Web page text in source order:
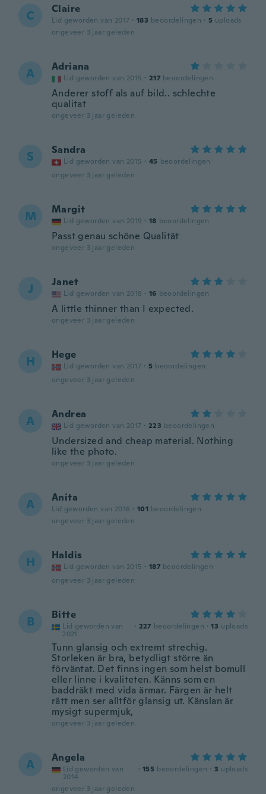
C Claire
Lid geworden van 2017 · 183 beoordelingen · 5 uploads
ongeveer 3 jaar geleden
A Adriana
Lid geworden van 2015 · 217 beoordelingen
Anderer stoff als auf bild.. schlechte
qualitat
ongeveer 3 jaar geleden
S Sandra
Lid geworden van 2015 · 45 beoordelingen
ongeveer 3 jaar geleden
M Margit
Lid geworden van 2019 · 18 beoordelingen
Passt genau schöne Qualität
ongeveer 3 jaar geleden
J Janet
Lid geworden van 2018 · 16 beoordelingen
A little thinner than I expected.
ongeveer 3 jaar geleden
H Hege
Lid geworden van 2017 · 5 beoordelingen
ongeveer 3 jaar geleden
A Andrea
Lid geworden van 2017 · 223 beoordelingen
Undersized and cheap material. Nothing
like the photo.
ongeveer 3 jaar geleden
A Anita
Lid geworden van 2016 · 101 beoordelingen
ongeveer 3 jaar geleden
H Haldis
Lid geworden van 2015 · 187 beoordelingen
ongeveer 3 jaar geleden
B Bitte
Lid geworden van
2021
· 227 beoordelingen · 13 uploads
Tunn glansig och extremt strechig.
Storleken är bra, betydligt större än
förväntat. Det finns ingen som helst bomull
eller linne i kvaliteten. Känns som en
baddräkt med vida ärmar. Färgen är helt
rätt men ser alltför glansig ut. Känslan är
mysigt supermjuk,
ongeveer 3 jaar geleden
A Angela
Lid geworden van
2014
· 155 beoordelingen · 3 uploads
ongeveer 3 jaar geleden